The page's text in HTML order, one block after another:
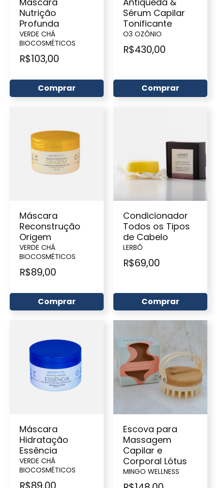
Nutrição
Profunda
VERDE CHÁ
BIOCOSMÉTICOS
R$103,00
Comprar
Sérum Capilar
Tonificante
O3 OZÔNIO
R$430,00
Comprar
Máscara
Reconstrução
Origem
VERDE CHÁ
BIOCOSMÉTICOS
R$89,00
Comprar
Condicionador
Todos os Tipos
de Cabelo
LERBÔ
R$69,00
Comprar
Máscara
Hidratação
Essência
VERDE CHÁ
BIOCOSMÉTICOS
Escova para
Massagem
Capilar e
Corporal Lótus
MINGO WELLNESS